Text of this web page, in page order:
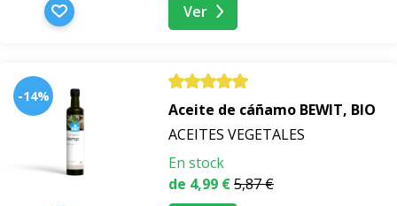
Ver
-14%
Aceite de cáñamo BEWIT, BIO
ACEITES VEGETALES
En stock
de 4,99 €5,87 €